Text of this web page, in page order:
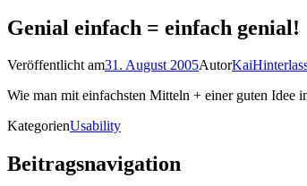
Genial einfach = einfach genial!
Veröffentlicht am31. August 2005AutorKai
Wie man mit einfachsten Mitteln + einer guten
KategorienUsability
Beitragsnavigation